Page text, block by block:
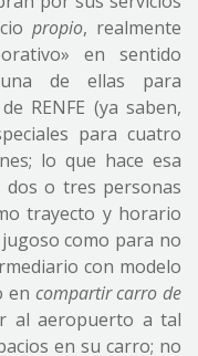
propio, realmente
en sentido
de ellas para
RENFE (ya saben,
para cuatro
lo que hace esa
o tres personas
trayecto y horario
jugoso como para no
con modelo
en compartir carro de
al aeropuerto a tal
en su carro; no